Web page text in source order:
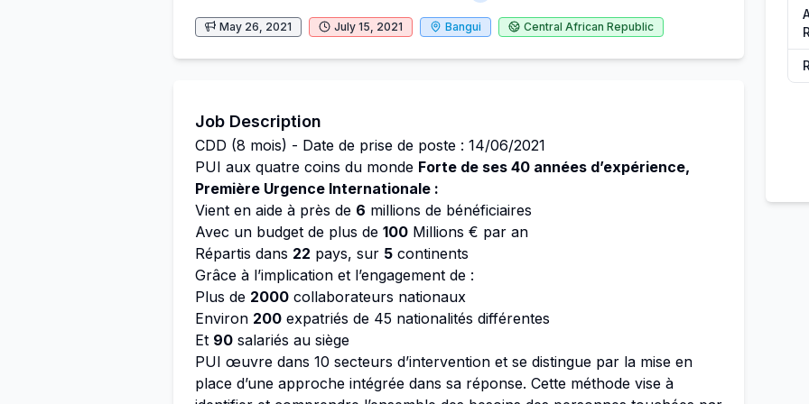
May 26, 2021 July 15, 2021 Bangui Central African Republic
Job Description
CDD (8 mois) - Date de prise de poste : 14/06/2021
PUI aux quatre coins du monde Forte de ses 40 années d’expérience,
Première Urgence Internationale :
Vient en aide à près de 6 millions de bénéficiaires
Avec un budget de plus de 100 Millions € par an
Répartis dans 22 pays, sur 5 continents
Grâce à l’implication et l’engagement de :
Plus de 2000 collaborateurs nationaux
Environ 200 expatriés de 45 nationalités différentes
Et 90 salariés au siège
PUI œuvre dans 10 secteurs d’intervention et se distingue par la mise en
place d’une approche intégrée dans sa réponse. Cette méthode vise à